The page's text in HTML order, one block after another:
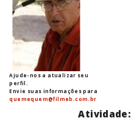
Ajude-nos a atualizar seu
perfil.
Envie suas informações para
quemequem@filmeb.com.br
Atividade: